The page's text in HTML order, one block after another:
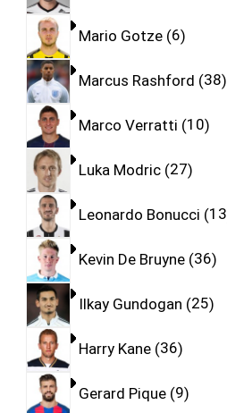
Mario Gotze 6
Marcus Rashford 38
Marco Verratti 10
Luka Modric 27
Leonardo Bonucci 13
Kevin De Bruyne 36
Ilkay Gundogan 25
Harry Kane 36
Gerard Pique 9